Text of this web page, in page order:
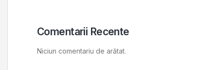
Comentarii Recente
Niciun comentariu de arătat.